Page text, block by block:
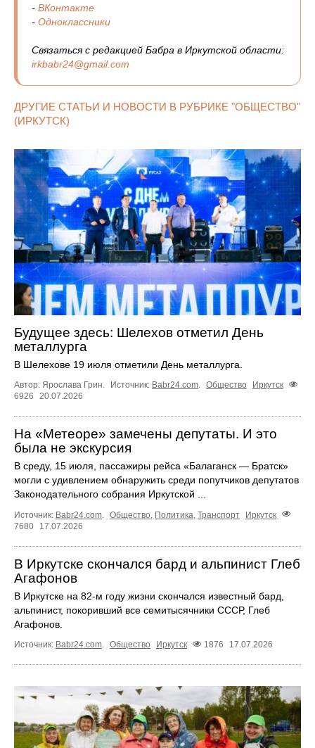
- ВКонтакте
- Одноклассники
Связаться с редакцией Бабра в Иркутской области:
irkbabr24@gmail.com
ДРУГИЕ СТАТЬИ И НОВОСТИ В РУБРИКЕ "ОБЩЕСТВО"
(ИРКУТСК)
Будущее здесь: Шелехов отметил День
металлурга
В Шелехове 19 июля отметили День металлурга.
Автор: Ярослава Грин. Источник: Babr24.com. Общество
Иркутск
6926
20.07.2026
На «Метеоре» замечены депутаты. И это
была не экскурсия
В среду, 15 июля, пассажиры рейса «Балаганск — Братск»
могли с удивлением обнаружить среди попутчиков депутатов
Законодательного собрания Иркутской ...
Источник: Babr24.com Общество Политика Транспорт
Иркутск
7680
17.07.2026
В Иркутске скончался бард и альпинист Глеб
Агафонов
В Иркутске на 82‑м году жизни скончался известный бард,
альпинист, покоривший все семитысячники СССР, Глеб
Агафонов.
Источник: Babr24.com Общество Иркутск 1876 17.07.2026